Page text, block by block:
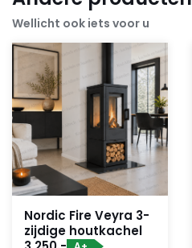
Wellicht ook iets voor u
Nordic Fire Veyra 3-
zijdige houtkachel